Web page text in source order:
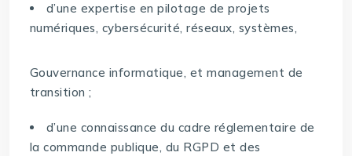
d’une expertise en pilotage de projets
numériques, cybersécurité, réseaux, systèmes,
Gouvernance informatique, et management de
transition ;
d’une connaissance du cadre réglementaire de
la commande publique, du RGPD et des